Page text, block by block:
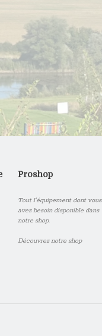
Proshop
Tout l’équipement dont vous
avez besoin disponible dans
notre shop.
Découvrez notre shop